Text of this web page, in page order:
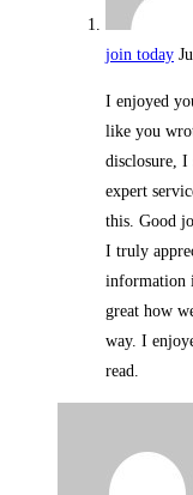
join today
I enjoyed
like you
disclosure, I
expert
this. Good
I truly
information
great how
way. I
read.